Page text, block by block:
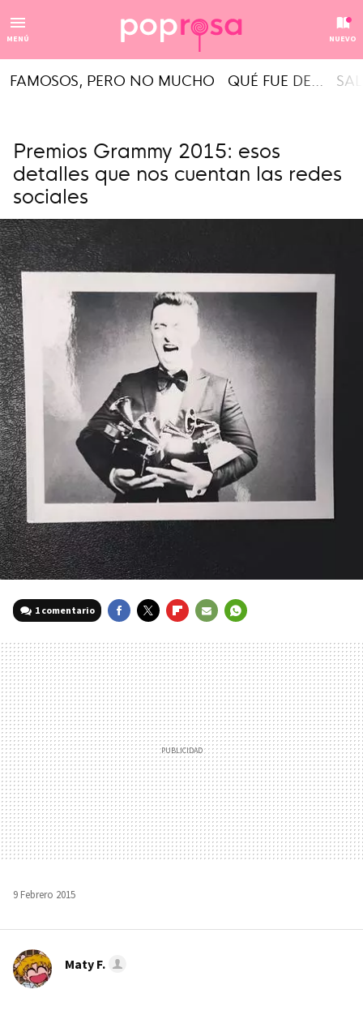
MENÚ NUEVO
FAMOSOS, PERO NO MUCHO QUÉ FUE DE...
Premios Grammy 2015: esos
detalles que nos cuentan las redes
sociales
1 comentario
MAIL
9 Febrero 2015
Maty F.